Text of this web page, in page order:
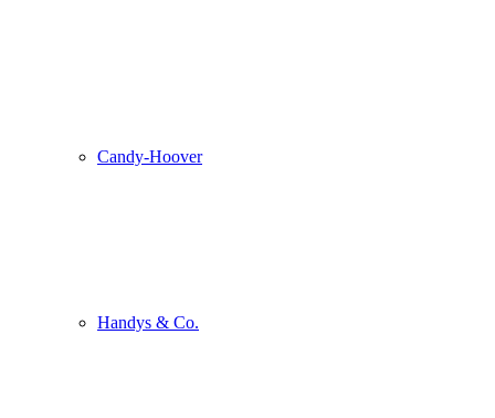
Candy-Hoover
Handys & Co.